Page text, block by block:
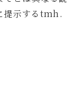
提示するtmh.